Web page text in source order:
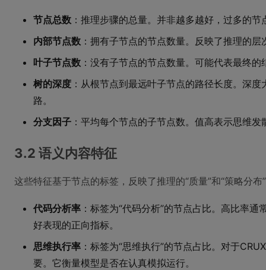
节点总数 ：推理步骤的总量。并非越多越好，过多的
内部节点数 ：拥有子节点的节点数量。反映了推理的
叶子节点数 ：没有子节点的节点数量。可能代表最终
树的深度 ：从根节点到最远叶子节点的路径长度。深
路。
分支因子 ：平均每个节点的子节点数。值高表示思维
3.2 语义内容特征
这些特征基于节点的标签，反映了推理的“质量”和“策略分布
代码分析率 ：标签为“代码分析”的节点占比。高比率
好表现的正向指标。
思维执行率 ：标签为“思维执行”的节点占比。对于
要。它衡量模型是否在认真模拟运行。